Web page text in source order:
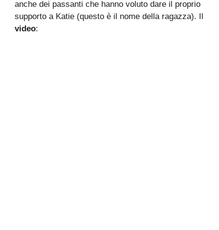
anche dei passanti che hanno voluto dare il proprio
supporto a Katie (questo è il nome della ragazza). Il
video: